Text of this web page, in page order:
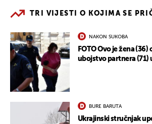
TRI VIJESTI O KOJIMA SE
NAKON SUKOBA
FOTO Ovo je žena
ubojstvo partnera (71)
BURE BARUTA
Ukrajinski stručnjak